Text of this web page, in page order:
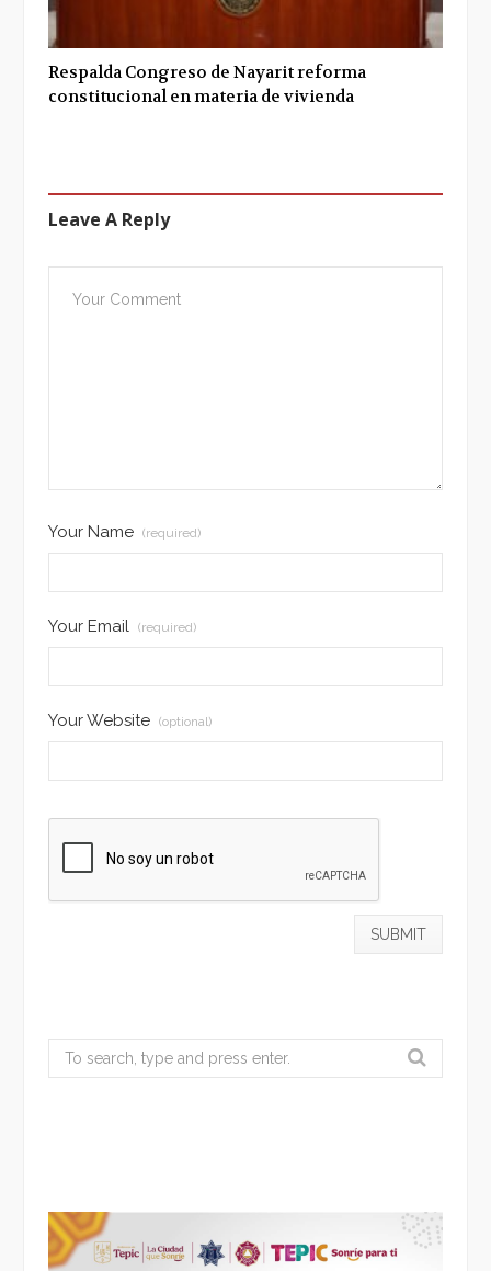
Respalda Congreso de Nayarit reforma
constitucional en materia de vivienda
Leave A Reply
Your Name (required)
Your Email (required)
Your Website (optional)
Search
for: